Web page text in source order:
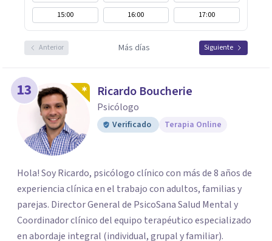
15:00
16:00 17:00
Anterior Más días Siguiente
13 Ricardo Boucherie
Psicólogo
Verificado Terapia Online
Hola! Soy Ricardo, psicólogo clínico con más de 8 años de
experiencia clínica en el trabajo con adultos, familias y
parejas. Director General de PsicoSana Salud Mental y
Coordinador clínico del equipo terapéutico especializado
en abordaje integral (individual, grupal y familiar).